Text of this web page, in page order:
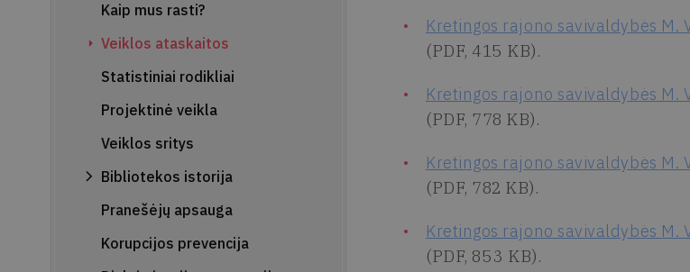
Kaip mus rasti?
Veiklos ataskaitos
Statistiniai rodikliai
Projektinė veikla
Veiklos sritys
Bibliotekos istorija
Pranešėjų apsauga
Korupcijos prevencija
Kretingos rajono savivaldybės M.
(PDF, 415 KB).
Kretingos rajono savivaldybės M.
(PDF, 778 KB).
Kretingos rajono savivaldybės M.
(PDF, 782 KB).
Kretingos rajono savivaldybės M.
(PDF, 853 KB).